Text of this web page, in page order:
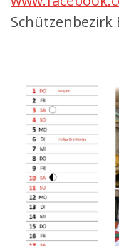
Schützenbezirk